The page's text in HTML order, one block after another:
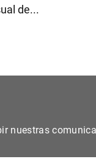
de...
nuestras